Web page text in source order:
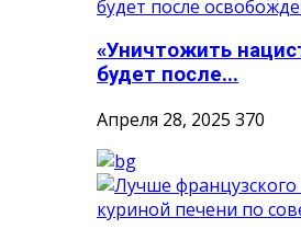
«Уничтожить
будет после...
Апреля 28, 2025 370